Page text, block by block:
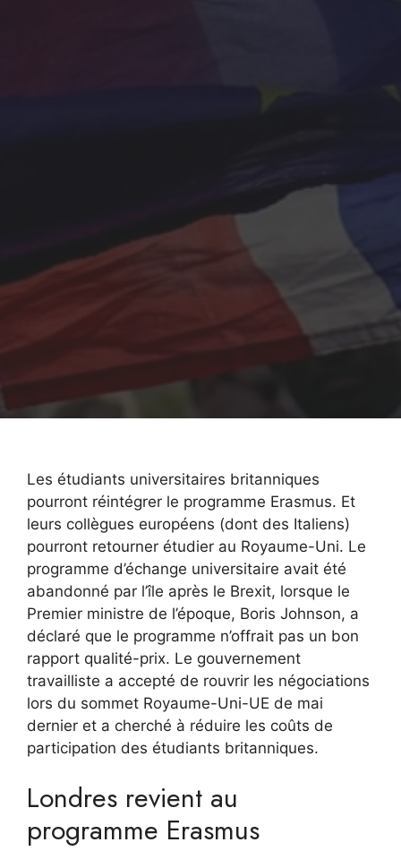
Les étudiants universitaires britanniques
pourront réintégrer le programme Erasmus. Et
leurs collègues européens (dont des Italiens)
pourront retourner étudier au Royaume-Uni. Le
programme d’échange universitaire avait été
abandonné par l’île après le Brexit, lorsque le
Premier ministre de l’époque, Boris Johnson, a
déclaré que le programme n’offrait pas un bon
rapport qualité-prix. Le gouvernement
travailliste a accepté de rouvrir les négociations
lors du sommet Royaume-Uni-UE de mai
dernier et a cherché à réduire les coûts de
participation des étudiants britanniques.
Londres revient au
programme Erasmus